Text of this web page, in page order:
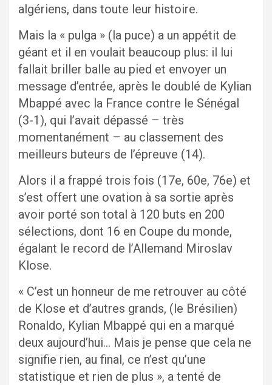
algériens, dans toute leur histoire.
Mais la « pulga » (la puce) a un appétit de
géant et il en voulait beaucoup plus: il lui
fallait briller balle au pied et envoyer un
message d’entrée, après le doublé de Kylian
Mbappé avec la France contre le Sénégal
(3-1), qui l’avait dépassé – très
momentanément – au classement des
meilleurs buteurs de l’épreuve (14).
Alors il a frappé trois fois (17e, 60e, 76e) et
s’est offert une ovation à sa sortie après
avoir porté son total à 120 buts en 200
sélections, dont 16 en Coupe du monde,
égalant le record de l’Allemand Miroslav
Klose.
« C’est un honneur de me retrouver au côté
de Klose et d’autres grands, (le Brésilien)
Ronaldo, Kylian Mbappé qui en a marqué
deux aujourd’hui… Mais je pense que cela ne
signifie rien, au final, ce n’est qu’une
statistique et rien de plus », a tenté de